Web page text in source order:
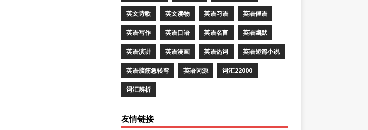
英文诗歌 英文读物 英语习语 英语俚语
英语写作 英语口语 英语名言 英语幽默
英语演讲 英语漫画 英语热词 英语短篇小说
英语脑筋急转弯 英语词源 词汇22000
词汇辨析
友情链接